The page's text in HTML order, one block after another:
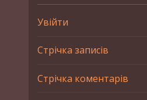
Увійти
Стрічка записів
Стрічка коментарів